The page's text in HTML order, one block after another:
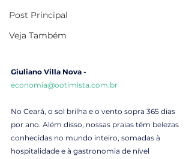
Post Principal
Veja Também
Giuliano Villa Nova -
economia@ootimista.com.br
No Ceará, o sol brilha e o vento sopra 365 dias
por ano. Além disso, nossas praias têm belezas
conhecidas no mundo inteiro, somadas à
hospitalidade e à gastronomia de nível